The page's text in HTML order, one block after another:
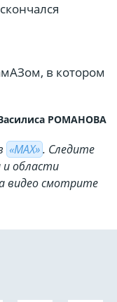
в котором
РОМАНОВА
«МАХ». Cледите
области
видео смотрите